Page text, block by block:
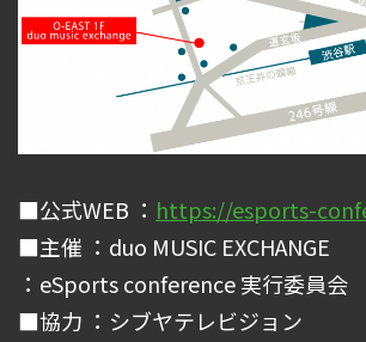
■公式WEB ： https://esports-
■主催 ：duo MUSIC EXCHANGE
：eSports conference 実行委員会
■協力 ：シブヤテレビジョン